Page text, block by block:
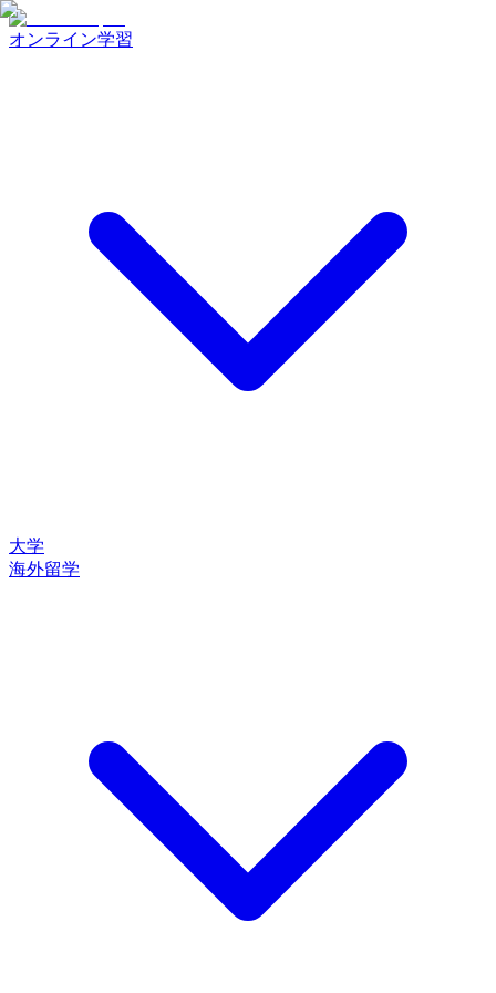
オンライン学習
大学
海外留学